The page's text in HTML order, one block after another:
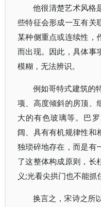
他很清楚艺术风格
些特征会形成一互有关
某种侧重点或连续性，
而出现。因此，具体事
模糊，无法辨识。
例如哥特式建筑的
项、高度倾斜的房顶、
大的有色玻璃等。巴
阔、具有有机规律性和
独琐碎地存在，而是有
了这整体构成原则，长
义;光看尖拱门也不能抓
换言之，宋诗之所